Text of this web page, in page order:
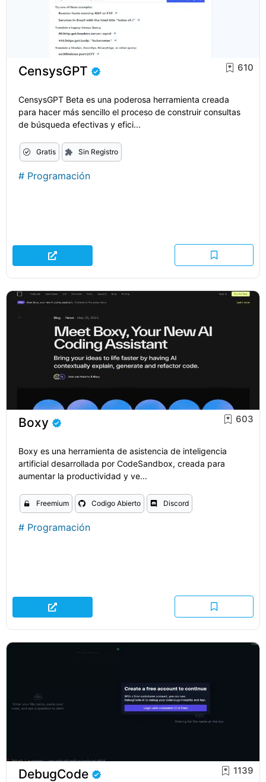
CensysGPT 610
CensysGPT Beta es una poderosa herramienta creada
para hacer más sencillo el proceso de construir consultas
de búsqueda efectivas y efici...
Gratis Sin Registro
# Programación
Boxy 603
Boxy es una herramienta de asistencia de inteligencia
artificial desarrollada por CodeSandbox, creada para
aumentar la productividad y ve...
Freemium Codigo Abierto Discord
# Programación
DebugCode 1139